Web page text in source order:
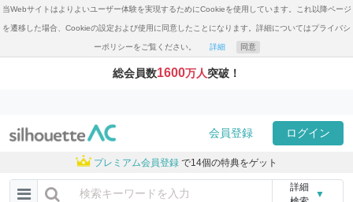
当Webサイトはよりよいユーザー体験を実現するためにCookieを使用しています。これ以降ページ
を遷移した場合、Cookieの設定および使用に同意したことになります。詳細についてはプライバシ
ーポリシーをご覧ください。 詳細 同意
総会員数1600万人突破！
会員登録 ログイン
プレミアム会員登録 で14個の特典をゲット
詳細
▼